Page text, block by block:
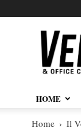
HOME
Home Il